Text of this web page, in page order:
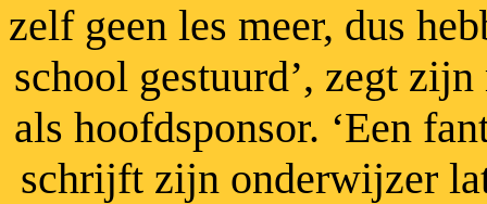
zelf geen les meer, dus
school gestuurd’, zegt
als hoofdsponsor. ‘Een
schrijft zijn onderwijzer